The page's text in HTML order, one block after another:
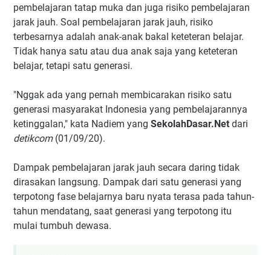
pembelajaran tatap muka dan juga risiko pembelajaran
jarak jauh. Soal pembelajaran jarak jauh, risiko
terbesarnya adalah anak-anak bakal keteteran belajar.
Tidak hanya satu atau dua anak saja yang keteteran
belajar, tetapi satu generasi.
"Nggak ada yang pernah membicarakan risiko satu
generasi masyarakat Indonesia yang pembelajarannya
ketinggalan," kata Nadiem yang SekolahDasar.Net dari
detikcom(01/09/20).
Dampak pembelajaran jarak jauh secara daring tidak
dirasakan langsung. Dampak dari satu generasi yang
terpotong fase belajarnya baru nyata terasa pada tahun-
tahun mendatang, saat generasi yang terpotong itu
mulai tumbuh dewasa.